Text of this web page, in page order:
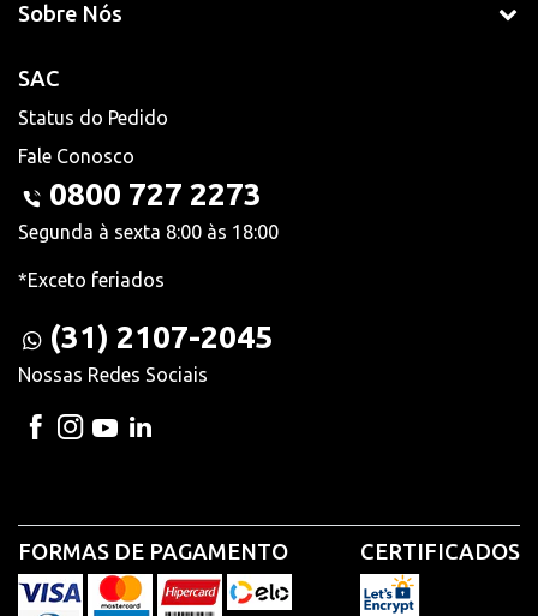
Sobre Nós
SAC
Status do Pedido
Fale Conosco
0800 727 2273
Segunda à sexta 8:00 às 18:00
*Exceto feriados
(31) 2107-2045
Nossas Redes Sociais
FORMAS DE PAGAMENTO CERTIFICADOS